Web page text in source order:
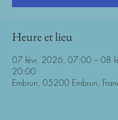
Heure et lieu
07 févr. 2026, 07:00 – 08
20:00
Embrun, 05200 Embrun,